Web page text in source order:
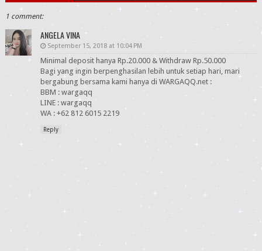
1 comment:
ANGELA VINA
September 15, 2018 at 10:04 PM
Minimal deposit hanya Rp.20.000 & Withdraw Rp.50.000
Bagi yang ingin berpenghasilan lebih untuk setiap hari, mari
bergabung bersama kami hanya di WARGAQQ.net :
BBM : wargaqq
LINE : wargaqq
WA : +62 812 6015 2219
Reply